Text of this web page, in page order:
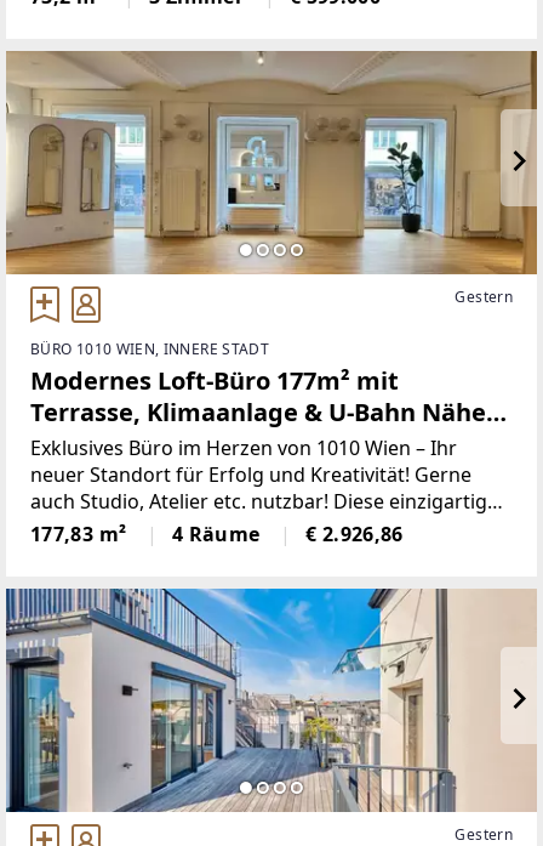
Vereinbarung möglich!Willkommen in Ihrem neuen
Gestern
BÜRO 1010 WIEN, INNERE STADT
Modernes Loft-Büro 177m² mit
Terrasse, Klimaanlage & U-Bahn Nähe
im 1. Bezirk Wien!
Exklusives Büro im Herzen von 1010 Wien – Ihr
neuer Standort für Erfolg und Kreativität! Gerne
auch Studio, Atelier etc. nutzbar! Diese einzigartige
Büro- und Praxisfläche im 1. Bezirk von Wien bietet
Ihnen auf großzügigen 177,83 m² ein modernes,
177,83 m² 4 Räume € 2.926,86
Gestern